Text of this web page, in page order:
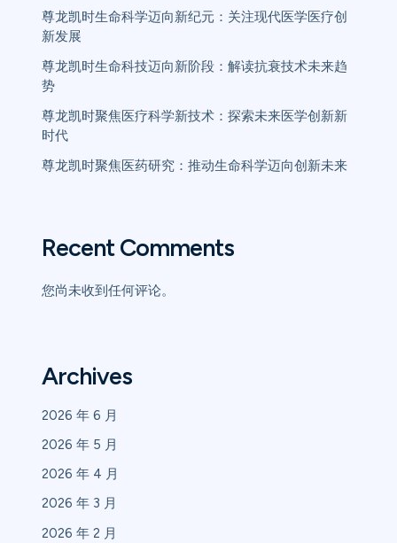
尊龙凯时生命科学迈向新纪元：关注现代医学医疗创
新发展
尊龙凯时生命科技迈向新阶段：解读抗衰技术未来趋
势
尊龙凯时聚焦医疗科学新技术：探索未来医学创新新
时代
尊龙凯时聚焦医药研究：推动生命科学迈向创新未来
Recent Comments
您尚未收到任何评论。
Archives
2026 年 6 月
2026 年 5 月
2026 年 4 月
2026 年 3 月
2026 年 2 月